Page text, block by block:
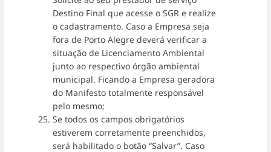
Destino Final que acesse o SGR e realize
o cadastramento. Caso a Empresa seja
fora de Porto Alegre deverá verificar a
situação de Licenciamento Ambiental
junto ao respectivo órgão ambiental
municipal. Ficando a Empresa geradora
do Manifesto totalmente responsável
pelo mesmo;
Se todos os campos obrigatórios
estiverem corretamente preenchidos,
será habilitado o botão “Salvar”. Caso